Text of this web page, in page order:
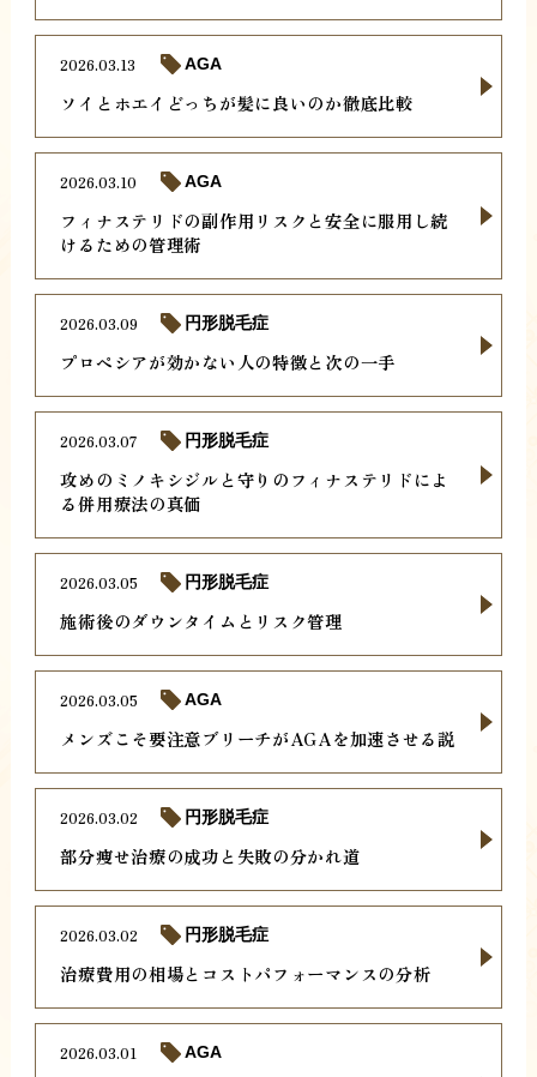
ソイとホエイどっちが髪に良いのか徹底比較
2026.03.13 AGA
フィナステリドの副作用リスクと安全に服用し続
けるための管理術
2026.03.10 AGA
プロペシアが効かない人の特徴と次の一手
2026.03.09 円形脱毛症
攻めのミノキシジルと守りのフィナステリドによ
る併用療法の真価
2026.03.07 円形脱毛症
施術後のダウンタイムとリスク管理
2026.03.05 円形脱毛症
メンズこそ要注意ブリーチがAGAを加速させる説
2026.03.05 AGA
部分痩せ治療の成功と失敗の分かれ道
2026.03.02 円形脱毛症
治療費用の相場とコストパフォーマンスの分析
2026.03.02 円形脱毛症
2026.03.01 AGA